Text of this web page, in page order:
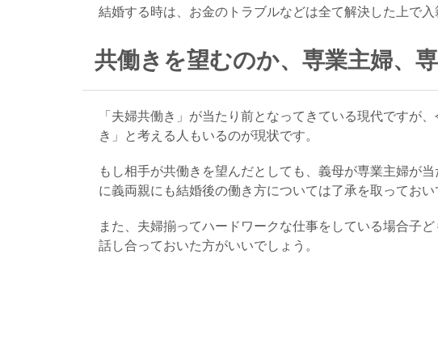
結婚する時は、お金のトラブルなどは全て解決した上で入
共働きを望むのか、専業主婦、
「夫婦共働き」が当たり前となってきている現代ですが
き」と考える人もいるのが現状です。
もし相手が共働きを望んだとしても、義母が専業主婦が
に義両親にも結婚後の働き方については了承を取っておい
また、夫婦揃ってハードワークな仕事をしている場合子
話し合っておいた方がいいでしょう。